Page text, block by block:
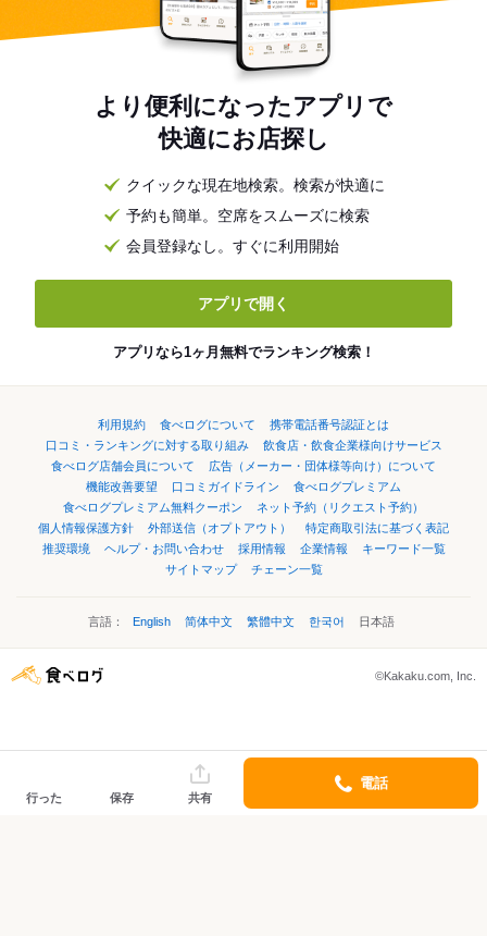
より便利になったアプリで
快適にお店探し
クイックな現在地検索。検索が快適に
予約も簡単。空席をスムーズに検索
会員登録なし。すぐに利用開始
アプリで開く
アプリなら1ヶ月無料でランキング検索！
利用規約 食べログについて
携帯電話番号認証とは
口コミ・ランキングに対する取り組み
飲食店・飲食企業様向けサービス
食べログ店舗会員について
広告（メーカー・団体様等向け）について
機能改善要望
口コミガイドライン
食べログプレミアム
食べログプレミアム無料クーポン
ネット予約（リクエスト予約）
個人情報保護方針
外部送信（オプトアウト）
特定商取引法に基づく表記
推奨環境
ヘルプ・お問い合わせ 採用情報 企業情報
キーワード一覧
サイトマップ
チェーン一覧
言語： English 简体中文 繁體中文 한국어 日本語
©Kakaku.com, Inc.
行った 保存 共有
電話